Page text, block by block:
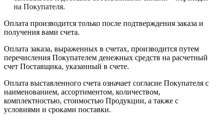
на Покупателя.
Оплата производится только после подтверждения заказа и
получения вами счета.
Оплата заказа, выраженных в счетах, производится путем
перечисления Покупателем денежных средств на расчетный
счет Поставщика, указанный в счете.
Оплата выставленного счета означает согласие Покупателя с
наименованием, ассортиментом, количеством,
комплектностью, стоимостью Продукции, а также с
условиями и сроками поставки.